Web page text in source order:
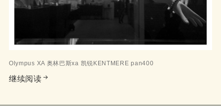
Olympus XA 奥林巴斯xa 凯锐KENTMERE pan400
继续阅读来自i120film.com的奥林巴斯Olympus XA 黑白